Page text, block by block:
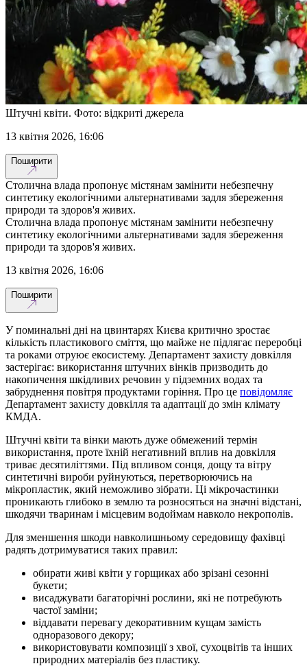
Штучні квіти. Фото: відкриті джерела
13 квітня 2026, 16:06
Поширити
Столична влада пропонує містянам замінити небезпечну
синтетику екологічними альтернативами задля збереження
природи та здоров'я живих.
Столична влада пропонує містянам замінити небезпечну
синтетику екологічними альтернативами задля збереження
природи та здоров'я живих.
13 квітня 2026, 16:06
Поширити
У поминальні дні на цвинтарях Києва критично зростає
кількість пластикового сміття, що майже не підлягає переробці
та роками отруює екосистему. Департамент захисту довкілля
застерігає: використання штучних вінків призводить до
накопичення шкідливих речовин у підземних водах та
забруднення повітря продуктами горіння. Про це повідомляє
Департамент захисту довкілля та адаптації до змін клімату
КМДА.
Штучні квіти та вінки мають дуже обмежений термін
використання, проте їхній негативний вплив на довкілля
триває десятиліттями. Під впливом сонця, дощу та вітру
синтетичні вироби руйнуються, перетворюючись на
мікропластик, який неможливо зібрати. Ці мікрочастинки
проникають глибоко в землю та розносяться на значні відстані,
шкодячи тваринам і місцевим водоймам навколо некрополів.
Для зменшення шкоди навколишньому середовищу фахівці
радять дотримуватися таких правил:
обирати живі квіти у горщиках або зрізані сезонні
букети;
висаджувати багаторічні рослини, які не потребують
частої заміни;
віддавати перевагу декоративним кущам замість
одноразового декору;
використовувати композиції з хвої, сухоцвітів та інших
природних матеріалів без пластику.